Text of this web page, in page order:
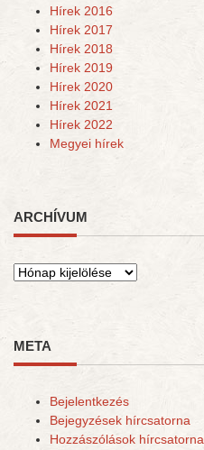
Hírek 2016
Hírek 2017
Hírek 2018
Hírek 2019
Hírek 2020
Hírek 2021
Hírek 2022
Megyei hírek
ARCHÍVUM
Archívum
META
Bejelentkezés
Bejegyzések hírcsatorna
Hozzászólások hírcsatorna